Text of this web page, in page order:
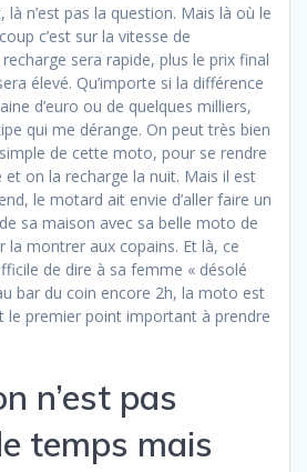
là n’est pas la question. Mais là où le
c’est sur la vitesse de
sera rapide, plus le prix final
élevé. Qu’importe si la différence
d’euro ou de quelques milliers,
qui me dérange. On peut très bien
de cette moto, pour se rendre
et on la recharge la nuit. Mais il est
le motard ait envie d’aller faire un
sa maison avec sa belle moto de
la montrer aux copains. Et là, ce
de dire à sa femme « désolé
bar du coin encore 2h, la moto est
le premier point important à prendre
n’est pas
temps mais